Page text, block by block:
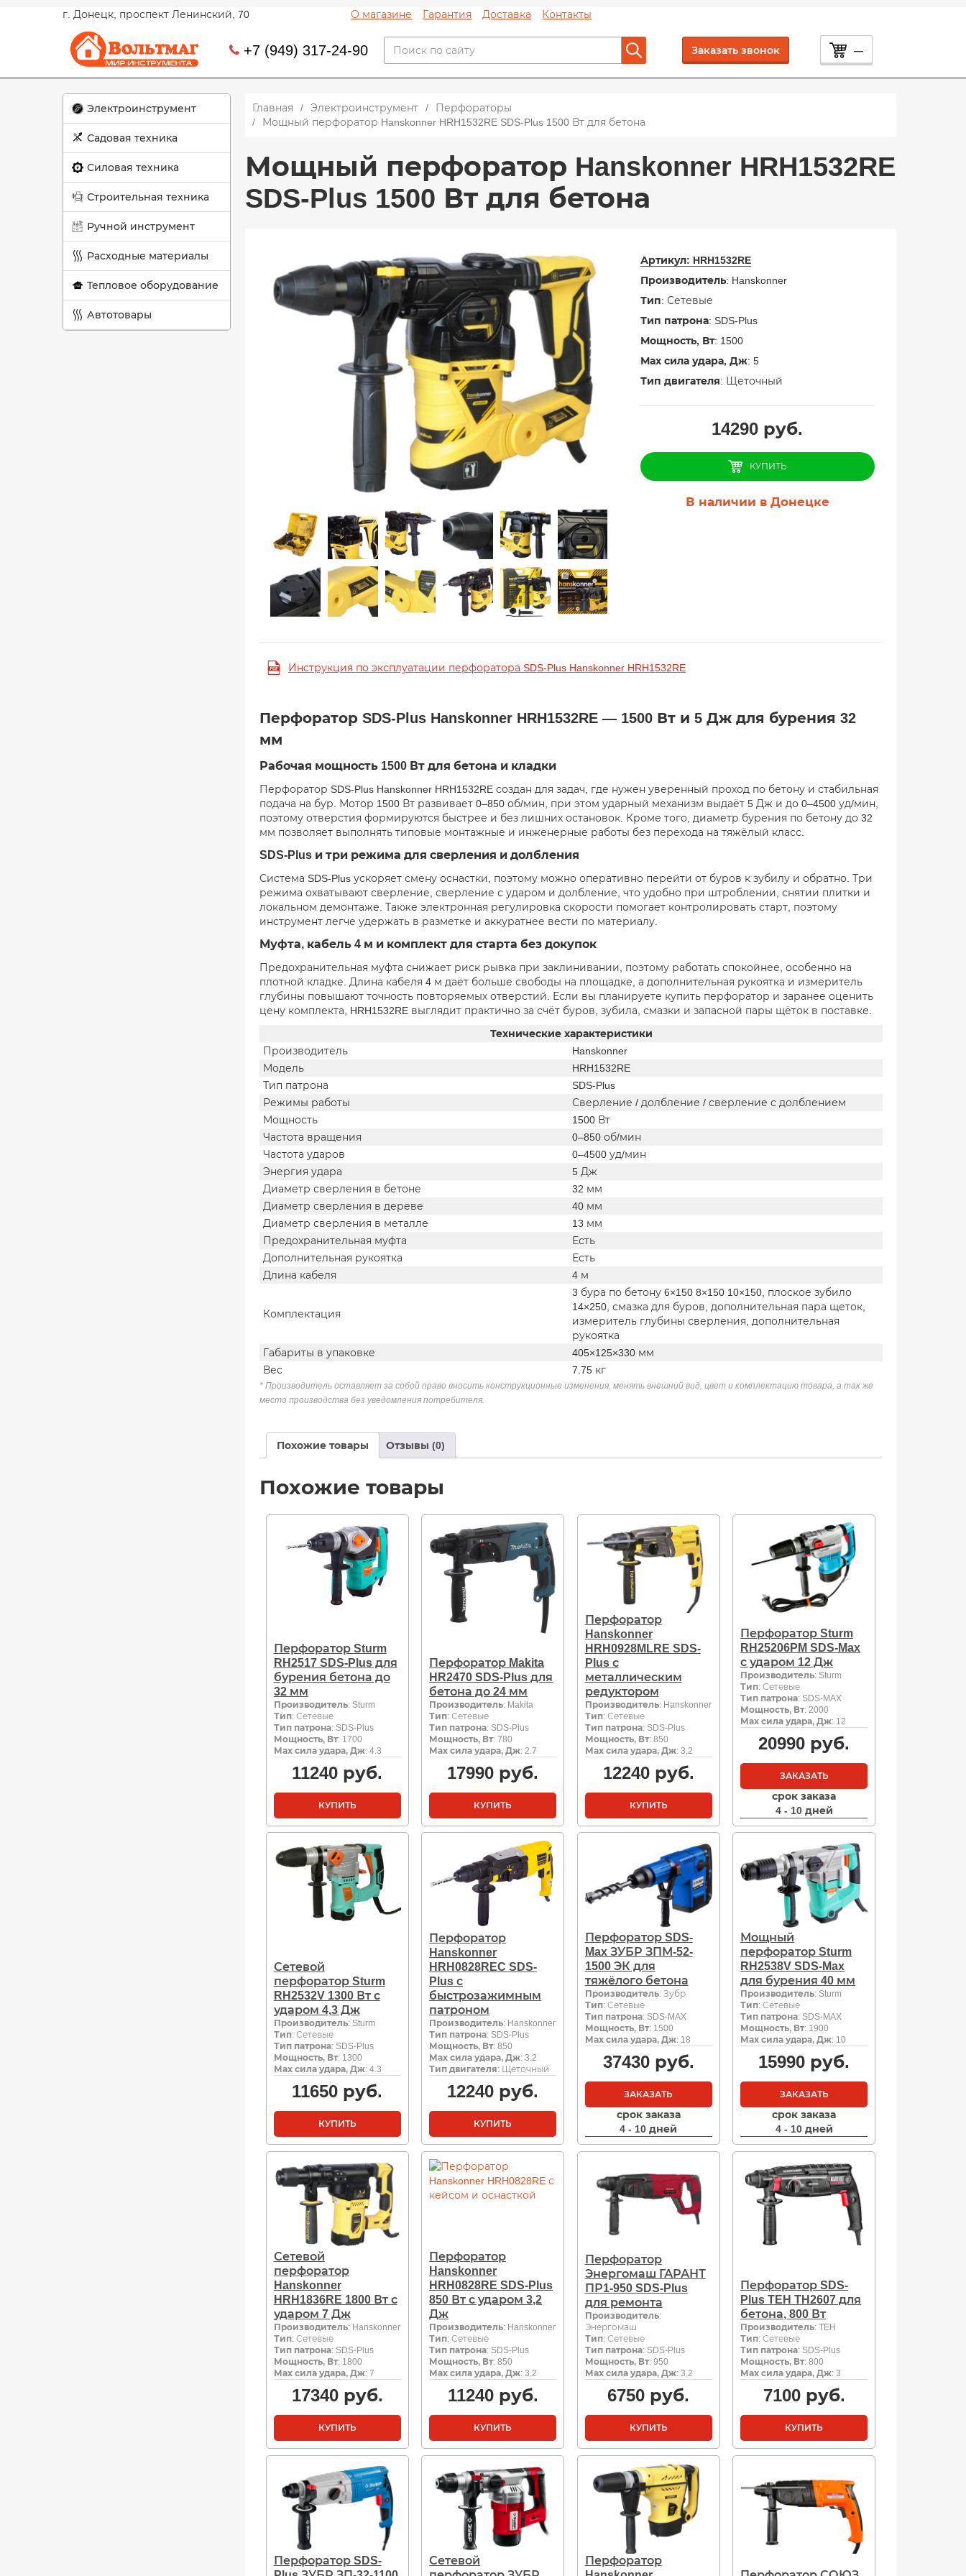
г. Донецк, проспект Ленинский, 70 О магазине Гарантия Доставка Контакты
+7 (949) 317-24-90 Заказать звонок —
Электроинструмент
Садовая техника
Силовая техника
Строительная техника
Ручной инструмент
Расходные материалы
Тепловое оборудование
Автотовары
Главная Электроинструмент
Перфораторы
Мощный перфоратор Hanskonner HRH1532RE SDS-Plus 1500 Вт для бетона
Мощный перфоратор Hanskonner HRH1532RE
SDS-Plus 1500 Вт для бетона
Артикул: HRH1532RE
Производитель: Hanskonner
Тип: Сетевые
Тип патрона: SDS-Plus
Мощность, Вт: 1500
Мах сила удара, Дж: 5
Тип двигателя: Щеточный
14290 руб.
КУПИТЬ
В наличии в Донецке
Инструкция по эксплуатации перфоратора SDS-Plus Hanskonner HRH1532RE
Перфоратор SDS-Plus Hanskonner HRH1532RE — 1500 Вт и 5 Дж для бурения 32
мм
Рабочая мощность 1500 Вт для бетона и кладки
Перфоратор SDS-Plus Hanskonner HRH1532RE создан для задач, где нужен уверенный проход по бетону и стабильная
подача на бур. Мотор 1500 Вт развивает 0–850 об/мин, при этом ударный механизм выдаёт 5 Дж и до 0–4500 уд/мин,
поэтому отверстия формируются быстрее и без лишних остановок. Кроме того, диаметр бурения по бетону до 32
мм позволяет выполнять типовые монтажные и инженерные работы без перехода на тяжёлый класс.
SDS-Plus и три режима для сверления и долбления
Система SDS-Plus ускоряет смену оснастки, поэтому можно оперативно перейти от буров к зубилу и обратно. Три
режима охватывают сверление, сверление с ударом и долбление, что удобно при штроблении, снятии плитки и
локальном демонтаже. Также электронная регулировка скорости помогает контролировать старт, поэтому
инструмент легче удержать в разметке и аккуратнее вести по материалу.
Муфта, кабель 4 м и комплект для старта без докупок
Предохранительная муфта снижает риск рывка при заклинивании, поэтому работать спокойнее, особенно на
плотной кладке. Длина кабеля 4 м даёт больше свободы на площадке, а дополнительная рукоятка и измеритель
глубины повышают точность повторяемых отверстий. Если вы планируете купить перфоратор и заранее оценить
цену комплекта, HRH1532RE выглядит практично за счёт буров, зубила, смазки и запасной пары щёток в поставке.
Технические характеристики
Производитель
Hanskonner
Модель
HRH1532RE
Тип патрона
SDS-Plus
Режимы работы
Сверление / долбление / сверление с долблением
Мощность
1500 Вт
Частота вращения
0–850 об/мин
Частота ударов
0–4500 уд/мин
Энергия удара
5 Дж
Диаметр сверления в бетоне
32 мм
Диаметр сверления в дереве
40 мм
Диаметр сверления в металле
13 мм
Предохранительная муфта
Есть
Дополнительная рукоятка
Есть
Длина кабеля
4 м
Комплектация
3 бура по бетону 6×150 8×150 10×150, плоское зубило
14×250, смазка для буров, дополнительная пара щеток,
измеритель глубины сверления, дополнительная
рукоятка
Габариты в упаковке
405×125×330 мм
Вес
7.75 кг
* Производитель оставляет за собой право вносить конструкционные изменения, менять внешний вид, цвет и комплектацию товара, а так же
место производства без уведомления потребителя.
Похожие товары Отзывы (0)
Похожие товары
Перфоратор Sturm
RH2517 SDS-Plus для
бурения бетона до
32 мм
Производитель: Sturm
Тип: Сетевые
Тип патрона: SDS-Plus
Мощность, Вт: 1700
Мах сила удара, Дж: 4.3
11240 руб.
КУПИТЬ
Перфоратор Makita
HR2470 SDS-Plus для
бетона до 24 мм
Производитель: Makita
Тип: Сетевые
Тип патрона: SDS-Plus
Мощность, Вт: 780
Мах сила удара, Дж: 2.7
17990 руб.
КУПИТЬ
Перфоратор
Hanskonner
HRH0928MLRE SDS-
Plus с
металлическим
редуктором
Производитель: Hanskonner
Тип: Сетевые
Тип патрона: SDS-Plus
Мощность, Вт: 850
Мах сила удара, Дж: 3,2
12240руб.
КУПИТЬ
Перфоратор Sturm
RH25206PM SDS-Max
с ударом 12 Дж
Производитель: Sturm
Тип: Сетевые
Тип патрона: SDS-MAX
Мощность, Вт: 2000
Мах сила удара, Дж: 12
20990 руб.
ЗАКАЗАТЬ
срок заказа
4 - 10 дней
Сетевой
перфоратор Sturm
RH2532V 1300 Вт с
ударом 4,3 Дж
Производитель: Sturm
Тип: Сетевые
Тип патрона: SDS-Plus
Мощность, Вт: 1300
Мах сила удара, Дж: 4.3
11650 руб.
КУПИТЬ
Перфоратор
Hanskonner
HRH0828REC SDS-
Plus с
быстрозажимным
патроном
Производитель: Hanskonner
Тип патрона: SDS-Plus
Мощность, Вт: 850
Мах сила удара, Дж: 3.2
Тип двигателя: Щеточный
12240 руб.
КУПИТЬ
Перфоратор SDS-
Max ЗУБР ЗПМ-52-
1500 ЭК для
тяжёлого бетона
Производитель: Зубр
Тип: Сетевые
Тип патрона: SDS-MAX
Мощность, Вт: 1500
Мах сила удара, Дж: 18
37430руб.
ЗАКАЗАТЬ
срок заказа
4 - 10 дней
Мощный
перфоратор Sturm
RH2538V SDS-Max
для бурения 40 мм
Производитель: Sturm
Тип: Сетевые
Тип патрона: SDS-MAX
Мощность, Вт: 1900
Мах сила удара, Дж: 10
15990 руб.
ЗАКАЗАТЬ
срок заказа
4 - 10 дней
Сетевой
перфоратор
Hanskonner
HRH1836RE 1800 Вт с
ударом 7 Дж
Производитель: Hanskonner
Тип: Сетевые
Тип патрона: SDS-Plus
Мощность, Вт: 1800
Мах сила удара, Дж: 7
17340руб.
КУПИТЬ
Перфоратор
Hanskonner
HRH0828RE SDS-Plus
850 Вт с ударом 3,2
Дж
Производитель: Hanskonner
Тип: Сетевые
Тип патрона: SDS-Plus
Мощность, Вт: 850
Мах сила удара, Дж: 3.2
11240руб.
КУПИТЬ
Перфоратор
Энергомаш ГАРАНТ
ПР1-950 SDS-Plus
для ремонта
Производитель:
Энергомаш
Тип: Сетевые
Тип патрона: SDS-Plus
Мощность, Вт: 950
Мах сила удара, Дж: 3.2
6750 руб.
КУПИТЬ
Перфоратор SDS-
Plus TEH TH2607 для
бетона, 800 Вт
Производитель: TEH
Тип: Сетевые
Тип патрона: SDS-Plus
Мощность, Вт: 800
Мах сила удара, Дж: 3
7100руб.
КУПИТЬ
Перфоратор SDS-
Сетевой
Перфоратор